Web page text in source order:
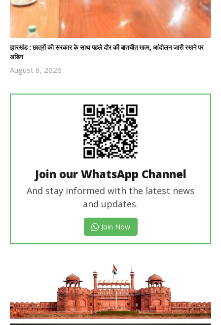
झारखंड : छात्रों की सरकार के साथ पहले दौर की बातचीत खत्म, आंदोलन जारी रखने पर
अडिग
August 8, 2026
Join our WhatsApp Channel
And stay informed with the latest news
and updates.
Join Now